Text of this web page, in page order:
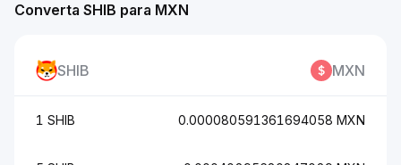
Converta SHIB para MXN
SHIB MXN
1 SHIB 0.000080591361694058 MXN